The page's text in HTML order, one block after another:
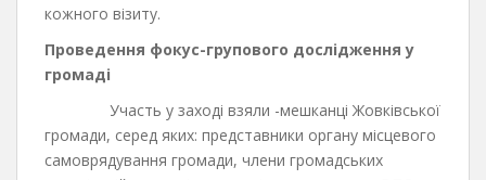
кожного візиту.
Проведення фокус-групового дослідження у
громаді
Участь у заході взяли -мешканці Жовківської
громади, серед яких: представники органу місцевого
самоврядування громади, члени громадських